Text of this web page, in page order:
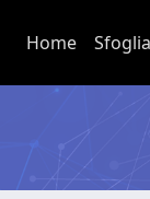
Home Sfoglia